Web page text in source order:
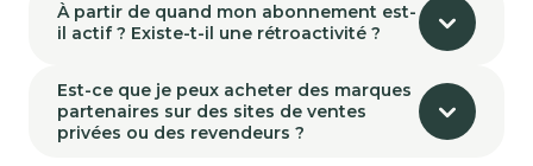
À partir de quand mon abonnement est-
il actif ? Existe-t-il une rétroactivité ?
Est-ce que je peux acheter des marques
partenaires sur des sites de ventes
privées ou des revendeurs ?